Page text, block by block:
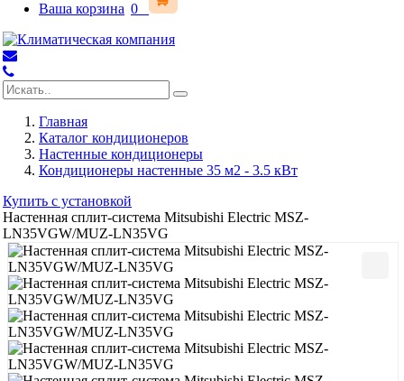
Ваша корзина 0
Главная
Каталог кондиционеров
Настенные кондиционеры
Кондиционеры настенные 35 м2 - 3.5 кВт
Купить с установкой
Настенная сплит-система Mitsubishi Electric MSZ-
LN35VGW/MUZ-LN35VG